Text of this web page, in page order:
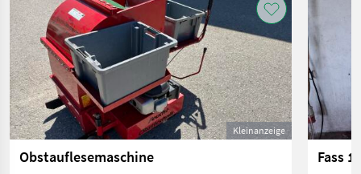
Kleinanzeige
Obstauflesemaschine
Fass